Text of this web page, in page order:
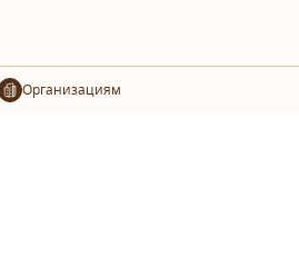
Организациям